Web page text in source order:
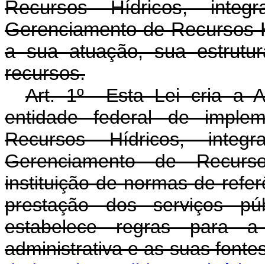
Recursos Hídricos,
Gerenciamento de Recursos
a sua atuação, sua
recursos.
Art. 1º Esta Lei cria a
entidade federal de
Recursos Hídricos,
Gerenciamento de
instituição de normas de
prestação dos serviços
estabelece regras para
administrativa e as